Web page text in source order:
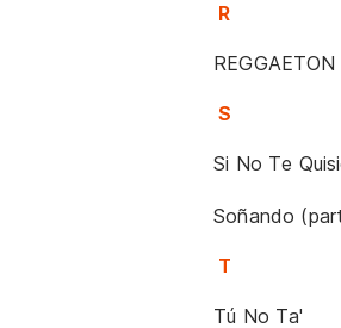
R
S
Si No Te
Soñando
T
Tú No Ta'